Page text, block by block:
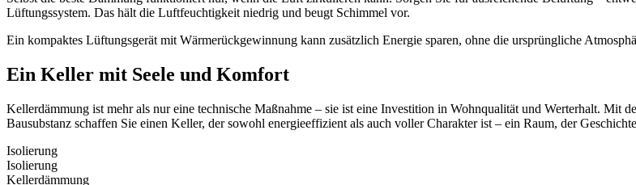
Lüftungssystem. Das hält die Luftfeuchtigkeit niedrig und beugt Schimmel vor.
Ein kompaktes Lüftungsgerät mit Wärmerückgewinnung kann zusätzlich Energie sparen, ohne die ursprüngliche
Ein Keller mit Seele und Komfort
Kellerdämmung ist mehr als nur eine technische Maßnahme – sie ist eine Investition in Wohnqualität und Werterhalt. Mit
Bausubstanz schaffen Sie einen Keller, der sowohl energieeffizient als auch voller Charakter ist – ein Raum, der
Isolierung
Isolierung
Kellerdämmung